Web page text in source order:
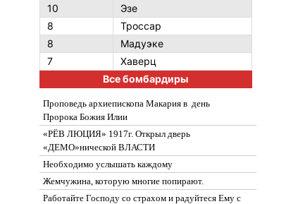
10
Эзе
8
Троссар
8
Мадуэке
7
Хаверц
Все бомбардиры
Проповедь архиепископа Макария в день
Пророка Божия Илии
«РЁВ ЛЮЦИЯ» 1917г. Открыл дверь
«ДЕМО»нической ВЛАСТИ
Необходимо услышать каждому
Жемчужина, которую многие попирают.
Работайте Господу со страхом и радуйтеся Ему с